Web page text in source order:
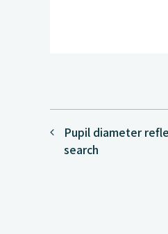
稿
Pupil diameter
search